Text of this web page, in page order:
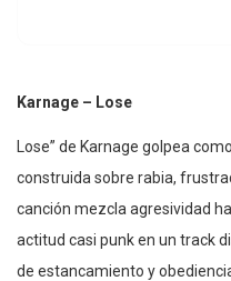
Karnage – Lose
Lose” de Karnage golpea
construida sobre rabia,
canción mezcla agresividad
actitud casi punk en un track
de estancamiento y